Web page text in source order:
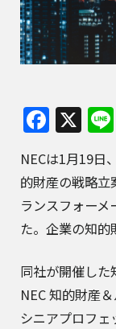
X
NECは1月19日
的財産の戦略
ランスフォー
た。企業の知
同社が開催した
NEC 知的財産
シニアプロフ